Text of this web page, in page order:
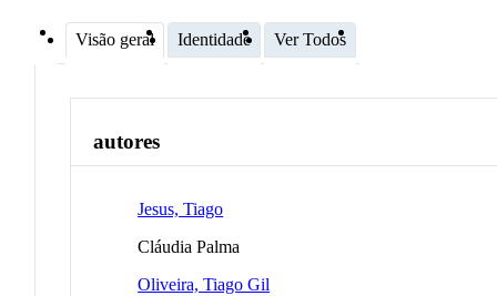
Visão geral Identidade Ver Todos
autores
Jesus, Tiago
Cláudia Palma
Oliveira, Tiago Gil